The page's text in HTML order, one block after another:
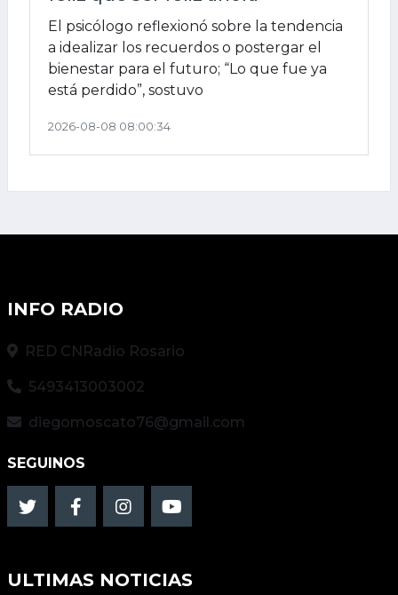
El psicólogo reflexionó sobre la tendencia
a idealizar los recuerdos o postergar el
bienestar para el futuro; “Lo que fue ya
está perdido”, sostuvo
2026-08-08 08:00:34
INFO RADIO
RED CNRadio Rosario
5493413003002
diegomoscato76@gmail.com
SEGUINOS
ULTIMAS NOTICIAS